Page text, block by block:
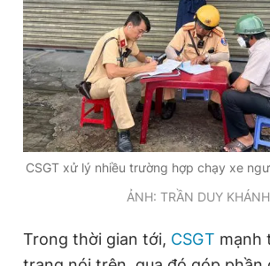
CSGT xử lý nhiều trường hợp chạy xe
ẢNH: TRẦN DUY KHÁNH
Trong thời gian tới, CSGT mạnh